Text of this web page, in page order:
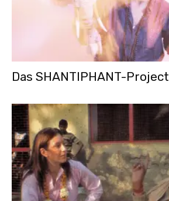
Das SHANTIPHANT-Project